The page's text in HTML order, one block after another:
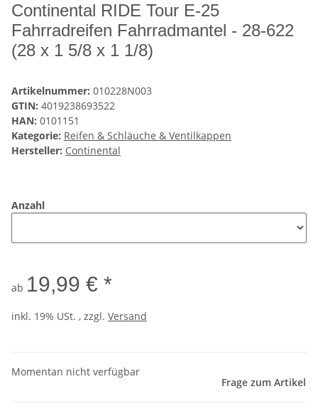
Continental RIDE Tour E-25
Fahrradreifen Fahrradmantel - 28-622
(28 x 1 5/8 x 1 1/8)
Artikelnummer: 010228N003
GTIN: 4019238693522
HAN: 0101151
Kategorie: Reifen & Schläuche & Ventilkappen
Hersteller: Continental
Anzahl
ab 19,99 € *
inkl. 19% USt. , zzgl. Versand
Momentan nicht verfügbar
Frage zum Artikel